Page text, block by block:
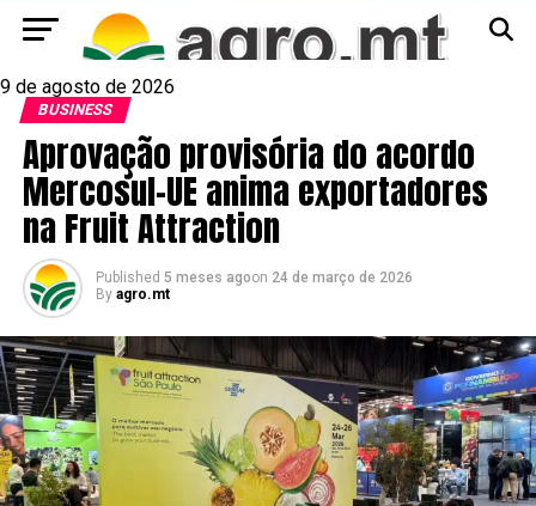
9 de agosto de 2026
BUSINESS
Aprovação provisória do acordo
Mercosul-UE anima exportadores
na Fruit Attraction
Published 5 meses agoon 24 de março de 2026
By agro.mt